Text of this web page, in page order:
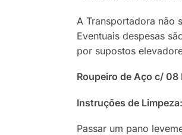
A Transportadora não
Eventuais despesas
por supostos
Roupeiro de Aço c/ 08
Instruções de Limpeza:
Passar um pano